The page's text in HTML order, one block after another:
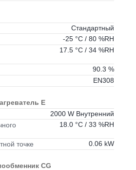
Стандартный
-25 °C / 80 %RH
17.5 °C / 34 %RH
90.3 %
EN308
E
2000 W Внутренний
18.0 °C / 33 %RH
точке 0.06 kW
CG